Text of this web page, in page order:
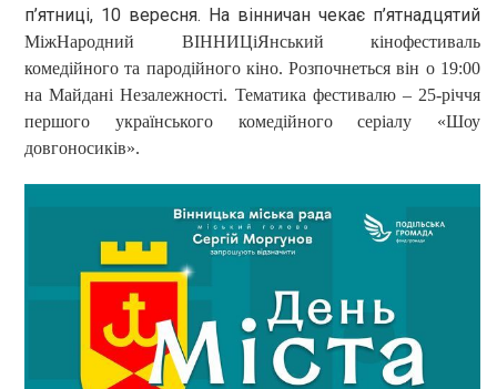
п’ятниці, 10 вересня. На вінничан чекає п’ятнадцятий
МіжНародний ВІННИЦіЯнський кінофестиваль
комедійного та пародійного кіно.Розпочнеться він о 19:00
на Майдані Незалежності. Тематика фестивалю – 25-річчя
першого українського комедійного серіалу «Шоу
довгоносиків».